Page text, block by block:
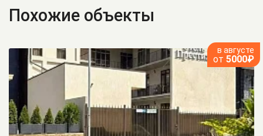
Похожие объекты
в августе
от 5000₽